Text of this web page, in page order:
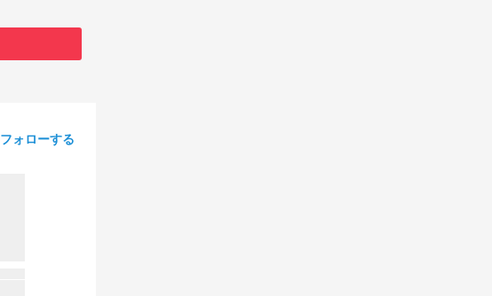
フォローする